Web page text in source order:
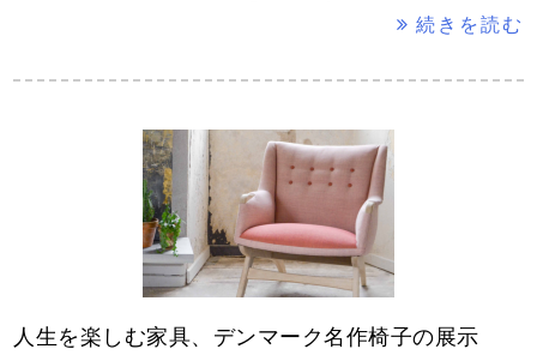
続きを読む
人生を楽しむ家具、デンマーク名作椅子の展示